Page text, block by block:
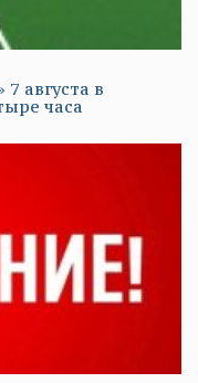
августа в
часа